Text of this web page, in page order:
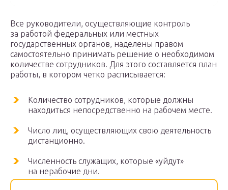
Все руководители, осуществляющие контроль
за работой федеральных или местных
государственных органов, наделены правом
самостоятельно принимать решение о необходимом
количестве сотрудников. Для этого составляется план
работы, в котором четко расписывается:
Количество сотрудников, которые должны
находиться непосредственно на рабочем месте.
Число лиц, осуществляющих свою деятельность
дистанционно.
Численность служащих, которые «уйдут»
на нерабочие дни.